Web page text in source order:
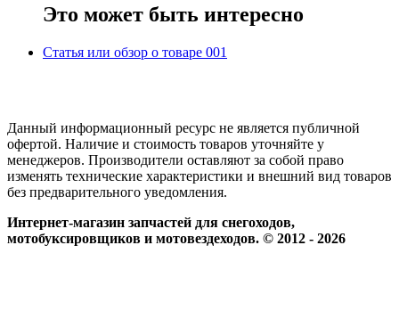
Это может быть интересно
Статья или обзор о товаре 001
Данный информационный ресурс не является публичной
офертой. Наличие и стоимость товаров уточняйте у
менеджеров. Производители оставляют за собой право
изменять технические характеристики и внешний вид товаров
без предварительного уведомления.
Интернет-магазин запчастей для снегоходов,
мотобуксировщиков и мотовездеходов. © 2012 - 2026